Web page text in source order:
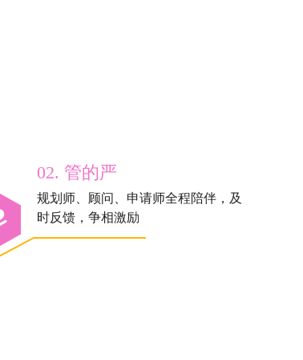
02. 管的严
规划师、顾问、申请师全程陪伴，及
时反馈，争相激励